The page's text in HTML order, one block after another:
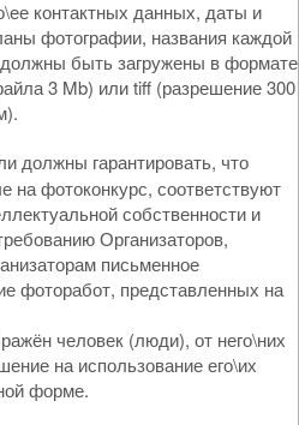
контактных данных, даты и
фотографии, названия каждой
быть загружены в формате
3 Mb) или tiff (разрешение 300
должны гарантировать, что
на фотоконкурс, соответствуют
собственности и
Организаторов,
письменное
фоторабот, представленных на
человек (люди), от него\них
на использование его\их
форме.